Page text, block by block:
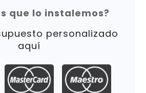
que lo instalemos?
personalizado
aquí